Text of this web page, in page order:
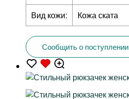
Вид кожи:
Кожа ската
Сообщить о поступлении